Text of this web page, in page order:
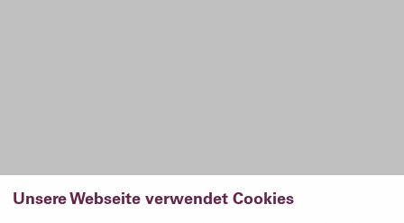
Unsere Webseite verwendet Cookies